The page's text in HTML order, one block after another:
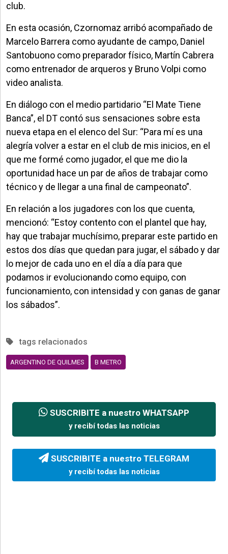
club.
En esta ocasión, Czornomaz arribó acompañado de
Marcelo Barrera como ayudante de campo, Daniel
Santobuono como preparador físico, Martín Cabrera
como entrenador de arqueros y Bruno Volpi como
video analista.
En diálogo con el medio partidario “El Mate Tiene
Banca”, el DT contó sus sensaciones sobre esta
nueva etapa en el elenco del Sur: “Para mí es una
alegría volver a estar en el club de mis inicios, en el
que me formé como jugador, el que me dio la
oportunidad hace un par de años de trabajar como
técnico y de llegar a una final de campeonato”.
En relación a los jugadores con los que cuenta,
mencionó: “Estoy contento con el plantel que hay,
hay que trabajar muchísimo, preparar este partido en
estos dos días que quedan para jugar, el sábado y dar
lo mejor de cada uno en el día a día para que
podamos ir evolucionando como equipo, con
funcionamiento, con intensidad y con ganas de ganar
los sábados”.
tags relacionados
ARGENTINO DE QUILMES B METRO
SUSCRIBITE a nuestro WHATSAPP
y recibí todas las noticias
SUSCRIBITE a nuestro TELEGRAM
y recibí todas las noticias